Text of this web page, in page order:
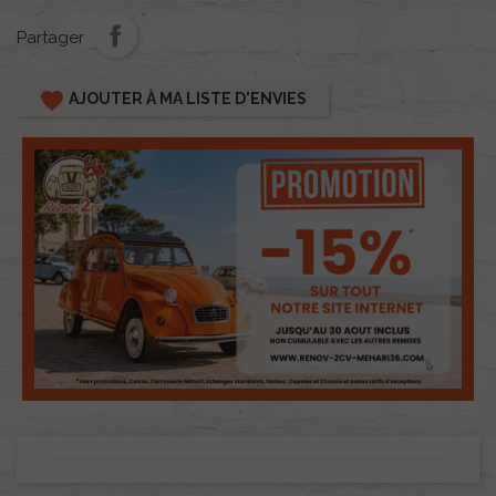
Partager
favorite AJOUTER À MA LISTE D'ENVIES